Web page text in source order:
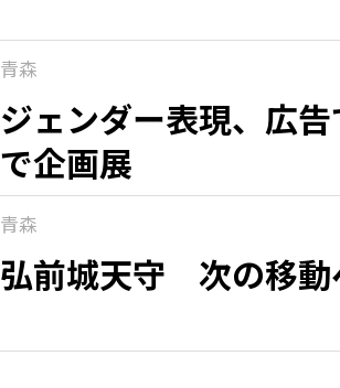
青森
ジェンダー表現、広
で企画展
青森
弘前城天守 次の移動